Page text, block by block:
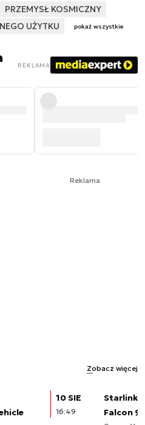
PRZEMYSŁ KOSMICZNY
UŻYTKU
pokaż wszystkie
REKLAMA
Reklama
Zobacz więcej
10 SIE
16:49
Starlink
Falcon 9